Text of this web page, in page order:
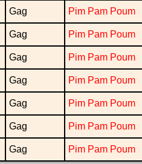
Gag Pim Pam Poum
Gag Pim Pam Poum
Gag Pim Pam Poum
Gag Pim Pam Poum
Gag Pim Pam Poum
Gag Pim Pam Poum
Gag Pim Pam Poum